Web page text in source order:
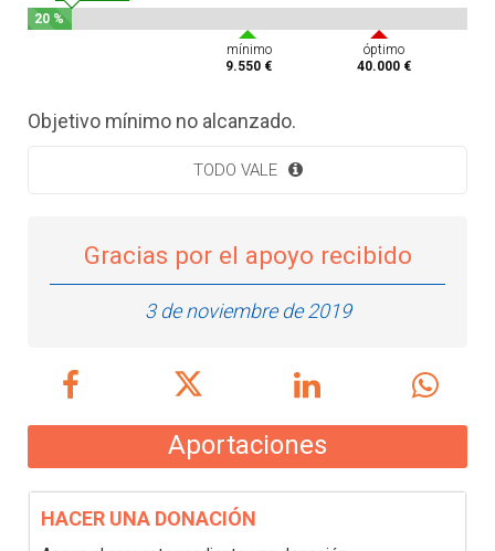
20 %
mínimo
9.550 €
óptimo
40.000 €
Objetivo mínimo no alcanzado.
TODO VALE
Gracias por el apoyo recibido
3 de noviembre de 2019
Aportaciones
HACER UNA DONACIÓN